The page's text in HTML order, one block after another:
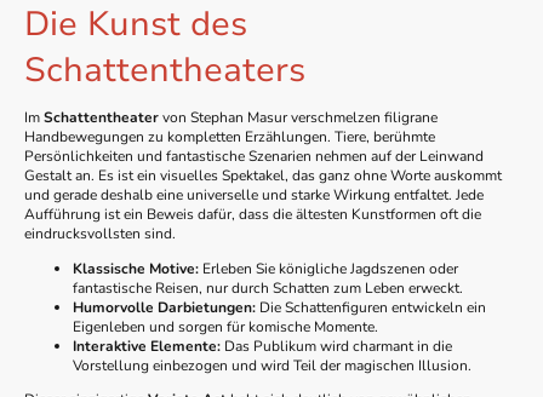
Die Kunst des
Schattentheaters
ImSchattentheatervon Stephan Masur verschmelzen filigrane
Handbewegungen zu kompletten Erzählungen. Tiere, berühmte
Persönlichkeiten und fantastische Szenarien nehmen auf der Leinwand
Gestalt an. Es ist ein visuelles Spektakel, das ganz ohne Worte auskommt
und gerade deshalb eine universelle und starke Wirkung entfaltet. Jede
Aufführung ist ein Beweis dafür, dass die ältesten Kunstformen oft die
eindrucksvollsten sind.
Klassische Motive: Erleben Sie königliche Jagdszenen oder
fantastische Reisen, nur durch Schatten zum Leben erweckt.
Humorvolle Darbietungen: Die Schattenfiguren entwickeln ein
Eigenleben und sorgen für komische Momente.
Interaktive Elemente: Das Publikum wird charmant in die
Vorstellung einbezogen und wird Teil der magischen Illusion.